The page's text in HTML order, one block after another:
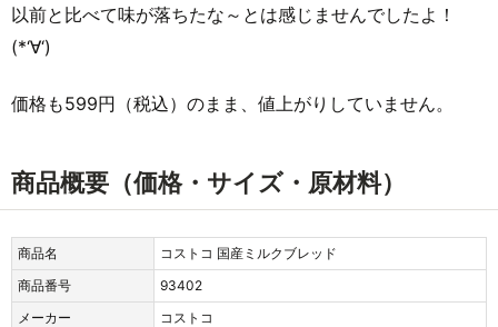
以前と比べて味が落ちたな～とは感じませんでしたよ！
(*‘∀‘)
価格も599円（税込）のまま、値上がりしていません。
商品概要（価格・サイズ・原材料）
商品名
コストコ 国産ミルクブレッド
商品番号
93402
メーカー
コストコ